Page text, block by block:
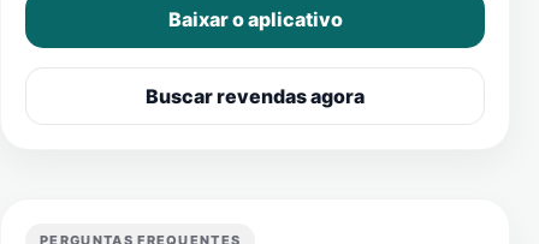
Baixar o aplicativo
Buscar revendas agora
PERGUNTAS FREQUENTES